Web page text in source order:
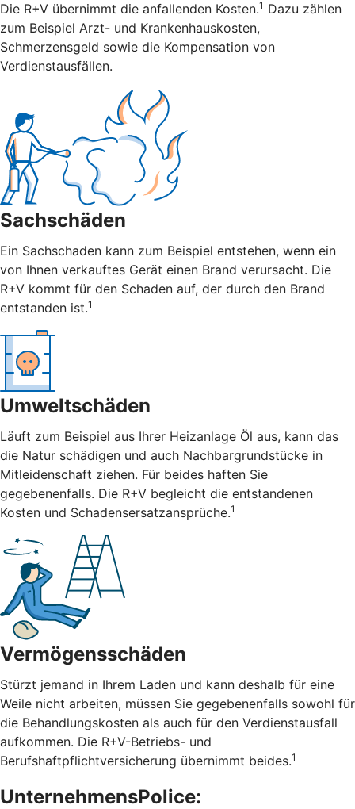
Die R+V übernimmt die anfallenden Kosten.1 Dazu zählen
zum Beispiel Arzt- und Krankenhauskosten,
Schmerzensgeld sowie die Kompensation von
Verdienstausfällen.
Sachschäden
Ein Sachschaden kann zum Beispiel entstehen, wenn ein
von Ihnen verkauftes Gerät einen Brand verursacht. Die
R+V kommt für den Schaden auf, der durch den Brand
entstanden ist.1
Umweltschäden
Läuft zum Beispiel aus Ihrer Heizanlage Öl aus, kann das
die Natur schädigen und auch Nachbargrundstücke in
Mitleidenschaft ziehen. Für beides haften Sie
gegebenenfalls. Die R+V begleicht die entstandenen
Kosten und Schadensersatzansprüche.1
Vermögensschäden
Stürzt jemand in Ihrem Laden und kann deshalb für eine
Weile nicht arbeiten, müssen Sie gegebenenfalls sowohl für
die Behandlungskosten als auch für den Verdienstausfall
aufkommen. Die R+V-Betriebs- und
Berufshaftpflichtversicherung übernimmt beides.1
UnternehmensPolice: